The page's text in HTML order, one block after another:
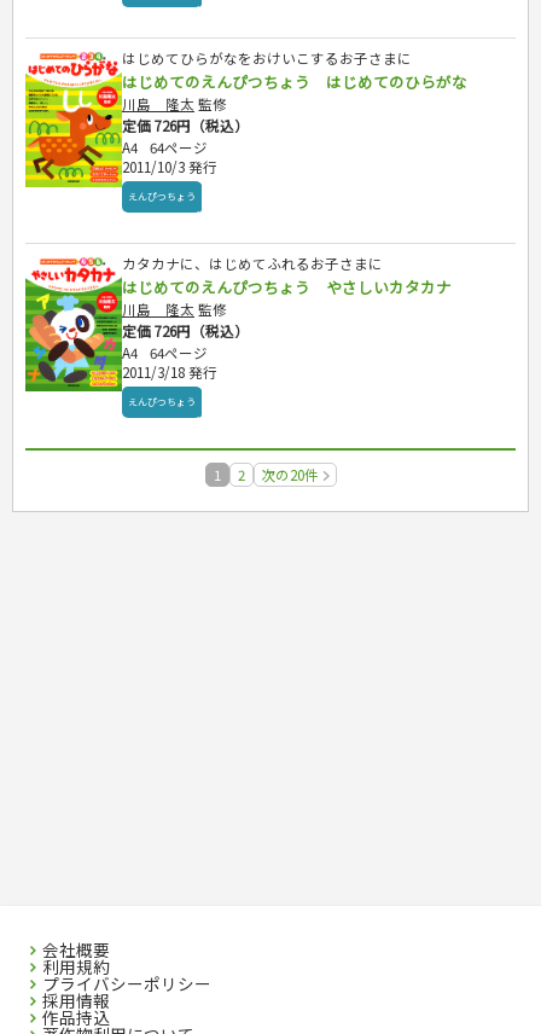
はじめてひらがなをおけいこするお子さまに
はじめてのえんぴつちょう はじめてのひらがな
川島 隆太 監修
定価 726円（税込）
A4
64ページ
2011/10/3 発行
えんぴつちょう
カタカナに、はじめてふれるお子さまに
はじめてのえんぴつちょう やさしいカタカナ
川島 隆太 監修
定価 726円（税込）
A4
64ページ
2011/3/18 発行
えんぴつちょう
1 2 次の20件
会社概要
利用規約
プライバシーポリシー
採用情報
作品持込